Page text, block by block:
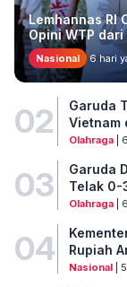
Lemhannas RI
Opini WTP dari
Nasional 6 hari
02
Garuda
Vietnam
Olahraga|
03
Garuda
Telak 0-
Olahraga|
04
Rupiah
Nasional| 5